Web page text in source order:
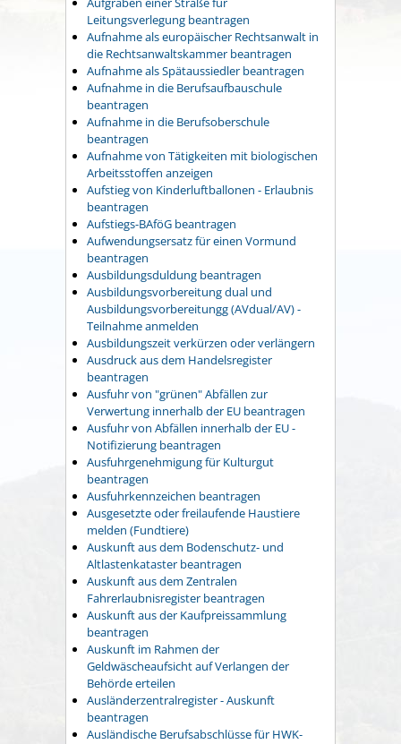
Leitungsverlegung beantragen
Aufnahme als europäischer Rechtsanwalt in
die Rechtsanwaltskammer beantragen
Aufnahme als Spätaussiedler beantragen
Aufnahme in die Berufsaufbauschule
beantragen
Aufnahme in die Berufsoberschule
beantragen
Aufnahme von Tätigkeiten mit biologischen
Arbeitsstoffen anzeigen
Aufstieg von Kinderluftballonen - Erlaubnis
beantragen
Aufstiegs-BAföG beantragen
Aufwendungsersatz für einen Vormund
beantragen
Ausbildungsduldung beantragen
Ausbildungsvorbereitung dual und
Ausbildungsvorbereitungg (AVdual/AV) -
Teilnahme anmelden
Ausbildungszeit verkürzen oder verlängern
Ausdruck aus dem Handelsregister
beantragen
Ausfuhr von "grünen" Abfällen zur
Verwertung innerhalb der EU beantragen
Ausfuhr von Abfällen innerhalb der EU -
Notifizierung beantragen
Ausfuhrgenehmigung für Kulturgut
beantragen
Ausfuhrkennzeichen beantragen
Ausgesetzte oder freilaufende Haustiere
melden (Fundtiere)
Auskunft aus dem Bodenschutz- und
Altlastenkataster beantragen
Auskunft aus dem Zentralen
Fahrerlaubnisregister beantragen
Auskunft aus der Kaufpreissammlung
beantragen
Auskunft im Rahmen der
Geldwäscheaufsicht auf Verlangen der
Behörde erteilen
Ausländerzentralregister - Auskunft
beantragen
Ausländische Berufsabschlüsse für HWK-